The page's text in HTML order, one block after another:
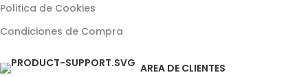
AREA DE CLIENTES
Politica de Cookies
Condiciones de Compra